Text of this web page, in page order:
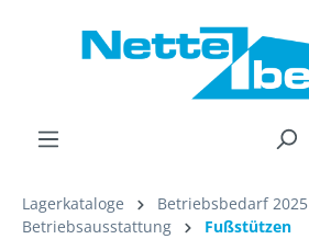
Lagerkataloge
Betriebsbedarf 2025
Betriebsausstattung
Fußstützen